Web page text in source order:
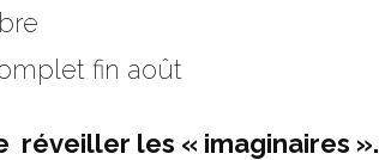
fin août
réveiller les « imaginaires